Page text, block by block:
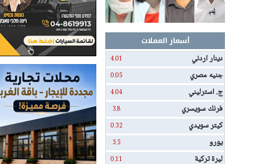
أسعار العملات
دينار اردني
4.01
جنيه مصري 0.05
ج. استرليني 4.04
فرنك سويسري 3.8
كيتر سويدي 0.32
يورو 3.5
ليرة تركية 0.11